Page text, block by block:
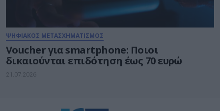
ΨΗΦΙΑΚΟΣ ΜΕΤΑΣΧΗΜΑΤΙΣΜΟΣ
Voucher για smartphone: Ποιοι
δικαιούνται επιδότηση έως 70 ευρώ
21.07.2026